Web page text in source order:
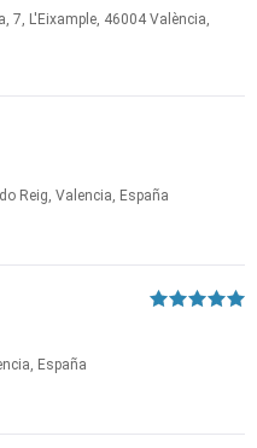
7, L'Eixample, 46004 València,
Reig, Valencia, España
España